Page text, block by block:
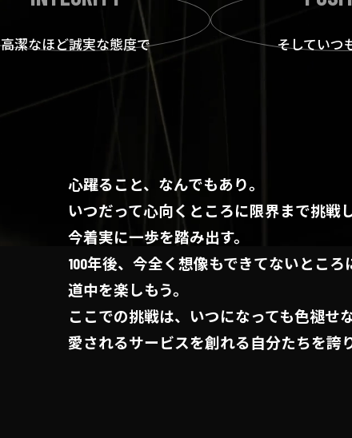
高潔なほど誠実な態度で そしていつ
心躍ること、なんでもあり。
いつだって心向くところに限界まで挑戦し
今着実に一歩を踏み出す。
100年後、今全く想像もできてないところ
道中を楽しもう。
ここでの挑戦は、いつになっても色褪せ
愛されるサービスを創れる自分たちを誇